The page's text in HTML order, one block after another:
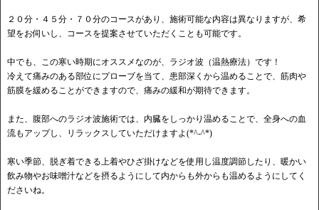
２０分・４５分・７０分のコースがあり、施術可能な内容は異なりますが、希
望をお伺いし、コースを提案させていただくことも可能です。
中でも、この寒い時期にオススメなのが、ラジオ波（温熱療法）です！
冷えて痛みのある部位にプローブを当て、患部深くから温めることで、筋肉や
筋膜を緩めることができますので、痛みの緩和が期待できます。
また、腹部へのラジオ波施術では、内臓をしっかり温めることで、全身への血
流もアップし、リラックスしていただけますよ(*^-^*)
寒い季節、脱ぎ着できる上着やひざ掛けなどを使用し温度調節したり、暖かい
飲み物やお味噌汁などを摂るようにして内からも外からも温めるようにしてく
ださいね。